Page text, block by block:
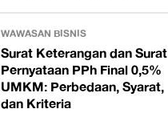
WAWASAN BISNIS
Surat Keterangan dan Surat
Pernyataan PPh Final 0,5%
UMKM: Perbedaan, Syarat,
dan Kriteria